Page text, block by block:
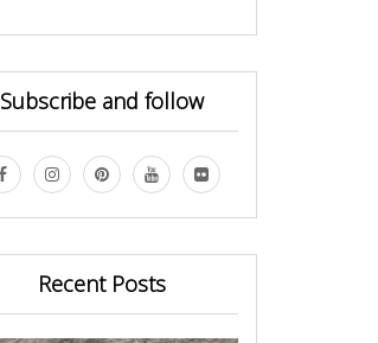
Subscribe and follow
Recent Posts